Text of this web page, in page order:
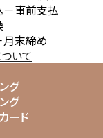
事前支払
末締め
いて
グ
グ
ード